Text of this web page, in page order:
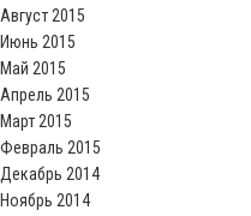
Август 2015
Июнь 2015
Май 2015
Апрель 2015
Март 2015
Февраль 2015
Декабрь 2014
Ноябрь 2014